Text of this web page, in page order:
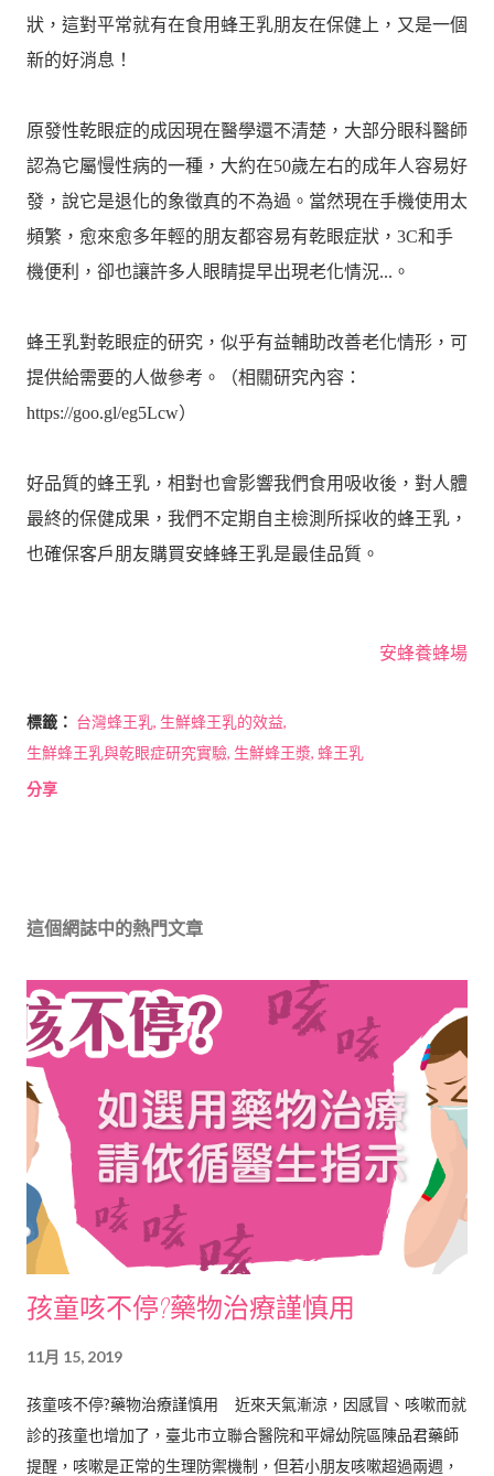
狀，這對平常就有在食用蜂王乳朋友在保健上，又是一個
新的好消息！
原發性乾眼症的成因現在醫學還不清楚，大部分眼科醫師
認為它屬慢性病的一種，大約在50歲左右的成年人容易好
發，說它是退化的象徵真的不為過。當然現在手機使用太
頻繁，愈來愈多年輕的朋友都容易有乾眼症狀，3C和手
機便利，卻也讓許多人眼睛提早出現老化情況...。
蜂王乳對乾眼症的研究，似乎有益輔助改善老化情形，可
提供給需要的人做參考。（相關研究內容：
https://goo.gl/eg5Lcw）
好品質的蜂王乳，相對也會影響我們食用吸收後，對人體
最終的保健成果，我們不定期自主檢測所採收的蜂王乳，
也確保客戶朋友購買安蜂蜂王乳是最佳品質。
安蜂養蜂場
標籤： 台灣蜂王乳 生鮮蜂王乳的效益
生鮮蜂王乳與乾眼症研究實驗 生鮮蜂王漿 蜂王乳
分享
這個網誌中的熱門文章
孩童咳不停?藥物治療謹慎用
11月 15, 2019
孩童咳不停?藥物治療謹慎用 近來天氣漸涼，因感冒、咳嗽而就
診的孩童也增加了，臺北市立聯合醫院和平婦幼院區陳品君藥師
提醒，咳嗽是正常的生理防禦機制，但若小朋友咳嗽超過兩週，